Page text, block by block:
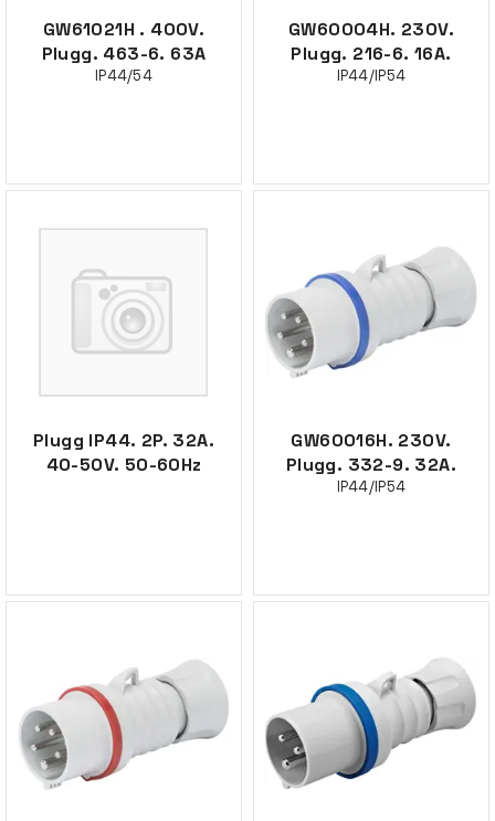
GW61021H . 400V.
Plugg. 463-6. 63A
IP44/54
GW60004H. 230V.
Plugg. 216-6. 16A.
IP44/IP54
Plugg IP44. 2P. 32A.
40-50V. 50-60Hz
GW60016H. 230V.
Plugg. 332-9. 32A.
IP44/IP54